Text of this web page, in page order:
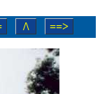
/\ ==>